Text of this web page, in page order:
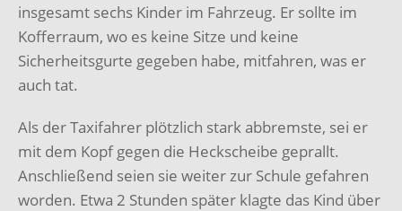
insgesamt sechs Kinder im Fahrzeug. Er sollte im
Kofferraum, wo es keine Sitze und keine
Sicherheitsgurte gegeben habe, mitfahren, was er
auch tat.
Als der Taxifahrer plötzlich stark abbremste, sei er
mit dem Kopf gegen die Heckscheibe geprallt.
Anschließend seien sie weiter zur Schule gefahren
worden. Etwa 2 Stunden später klagte das Kind über